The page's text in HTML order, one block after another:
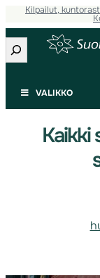
Kilpailut,
Etsi
VALIKKO
Kaikki